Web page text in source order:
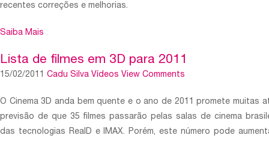
recentes correções e melhorias.
Saiba Mais
Lista de filmes em 3D para 2011
15/02/2011 Cadu Silva Vídeos View Comments
O Cinema 3D anda bem quente e o ano de 2011 promete muitas
previsão de que 35 filmes passarão pelas salas de cinema
das tecnologias RealD e IMAX. Porém, este número pode